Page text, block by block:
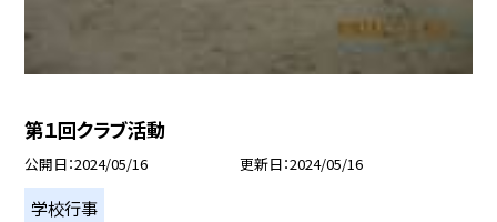
第１回クラブ活動
公開日 2024/05/16 更新日 2024/05/16
学校行事